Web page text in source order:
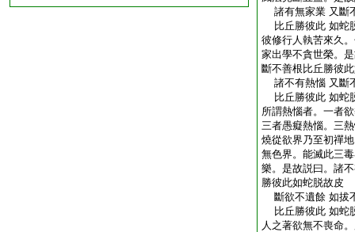
諸有無家業 又斷
比丘勝彼此 如蛇
彼修行人執苦來久
家出學不貪世榮。
斷不善根比丘勝彼
諸不有熱惱 又斷
比丘勝彼此 如蛇
所謂熱惱者。一者
三者愚癡熱惱。三
燒從欲界乃至初禪
無色界。能滅此三
樂。是故説曰。諸
勝彼此如蛇脱故皮
斷欲不遺餘 如拔
比丘勝彼此 如蛇
人之著欲無不喪命